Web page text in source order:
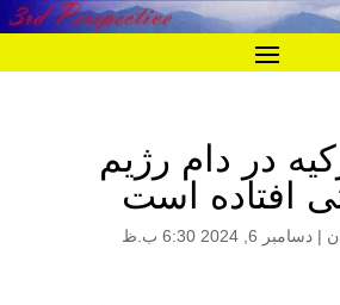
در دام رژیم
افتاده است
| دسامبر 6, 2024 6:30 ب.ظ